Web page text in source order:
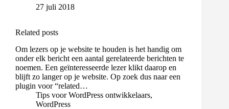
27 juli 2018
Related posts
Om lezers op je website te houden is het handig om
onder elk bericht een aantal gerelateerde berichten te
noemen. Een geïnteresseerde lezer klikt daarop en
blijft zo langer op je website. Op zoek dus naar een
plugin voor “related…
Tips voor WordPress ontwikkelaars,
WordPress